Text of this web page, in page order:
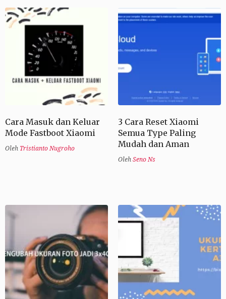
Cara Masuk dan Keluar
Mode Fastboot Xiaomi
Oleh Tristianto Nugroho
3 Cara Reset Xiaomi
Semua Type Paling
Mudah dan Aman
Oleh Seno Ns